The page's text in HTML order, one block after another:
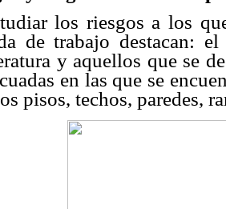
los riesgos a los
de trabajo destacan: el
y aquellos que se
en las que se
pisos, techos, paredes,